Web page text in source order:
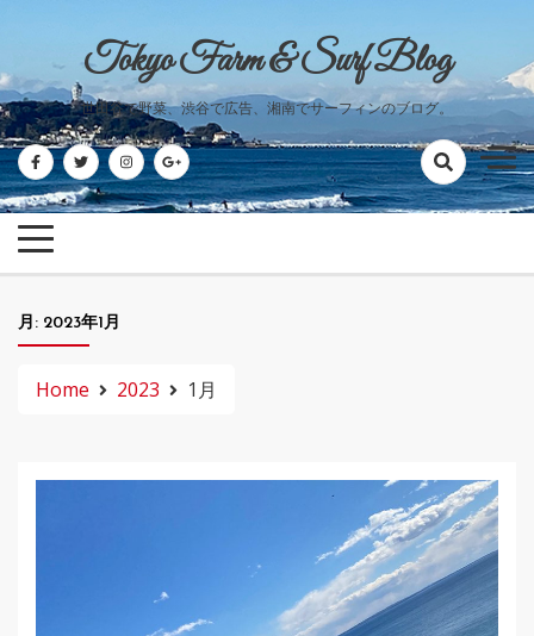
content
Tokyo Farm & Surf Blog
世田谷で野菜、渋谷で広告、湘南でサーフィンのブログ。
月: 2023年1月
Home 2023 1月